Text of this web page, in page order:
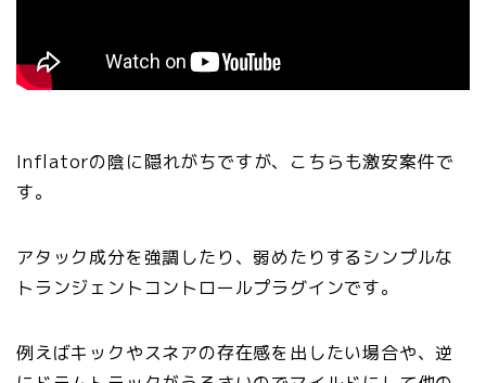
Inflatorの陰に隠れがちですが、こちらも激安案件で
す。
アタック成分を強調したり、弱めたりするシンプルな
トランジェントコントロールプラグインです。
例えばキックやスネアの存在感を出したい場合や、逆